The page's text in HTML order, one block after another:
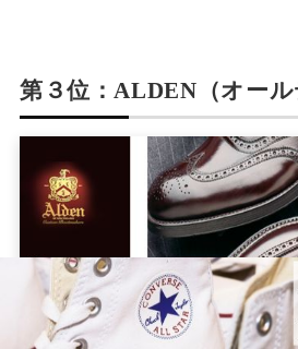
第３位：ALDEN（オール